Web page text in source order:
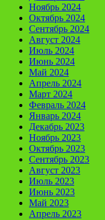
Ноябрь 2024
Октябрь 2024
Сентябрь 2024
Август 2024
Июль 2024
Июнь 2024
Май 2024
Апрель 2024
Март 2024
Февраль 2024
Январь 2024
Декабрь 2023
Ноябрь 2023
Октябрь 2023
Сентябрь 2023
Август 2023
Июль 2023
Июнь 2023
Май 2023
Апрель 2023